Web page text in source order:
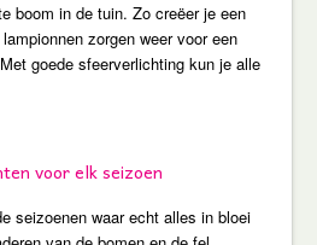
boom in de tuin. Zo creëer je een
zorgen weer voor een
goede sfeerverlichting kun je alle
voor elk seizoen
seizoenen waar echt alles in bloei